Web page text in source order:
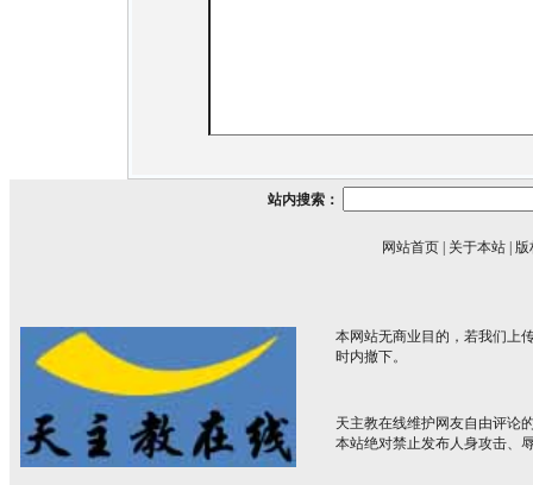
站内搜索：
网站首页 关于本站 版
本网站无商业目的，若我们上
时内撤下。
天主教在线维护网友自由评论
本站绝对禁止发布人身攻击、